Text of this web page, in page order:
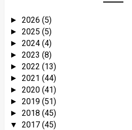
► 2026 (5)
► 2025 (5)
► 2024 (4)
► 2023 (8)
► 2022 (13)
► 2021 (44)
► 2020 (41)
► 2019 (51)
► 2018 (45)
▼ 2017 (45)